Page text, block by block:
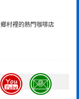
村裡的熱門咖啡店